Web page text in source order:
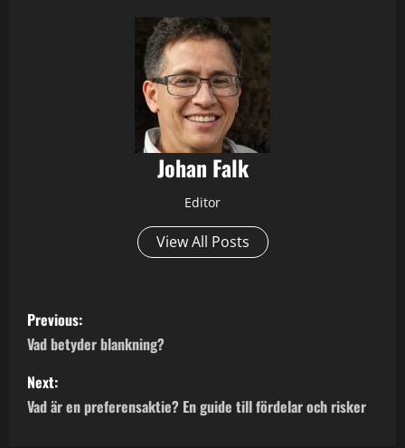
Johan Falk
Editor
View All Posts
P
o
s
t
Previous:
Vad betyder blankning?
Next:
Vad är en preferensaktie? En guide till fördelar och risker